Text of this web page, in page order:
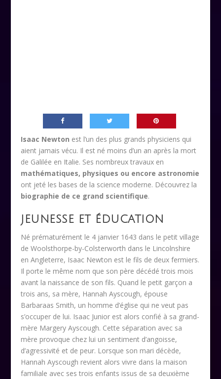
Isaac Newton est l’un des plus grands physiciens qui
aient jamais vécu. Il est né moins d’un an après la mort
de Galilée en Italie. Ses nombreux travaux en
mathématiques, physiques ou encore astronomie
ont jeté les bases de la science moderne. Découvrez la
biographie de ce grand scientifique.
JEUNESSE ET ÉDUCATION
Né prématurément le 4 janvier 1643 dans le petit village
de Woolsthorpe-by-Colsterworth dans le Lincolnshire
en Angleterre, Isaac Newton est le fils de deux fermiers.
Il porte le même nom que son père décédé trois mois
avant la naissance de son fils. Quand le petit garçon a
trois ans, sa mère, Hannah Ayscough, épouse
Barbaraas Smith, un homme d’église qui ne veut pas
s’occuper de lui. Isaac Junior est alors confié à sa grand-
mère Margery Ayscough. Cette séparation avec sa
mère provoque chez lui un sentiment d’angoisse,
d’agressivité et de peur. Lorsque son mari décède,
Hannah Ayscough revient alors vivre dans la maison
familiale avec ses trois enfants issus de sa deuxième